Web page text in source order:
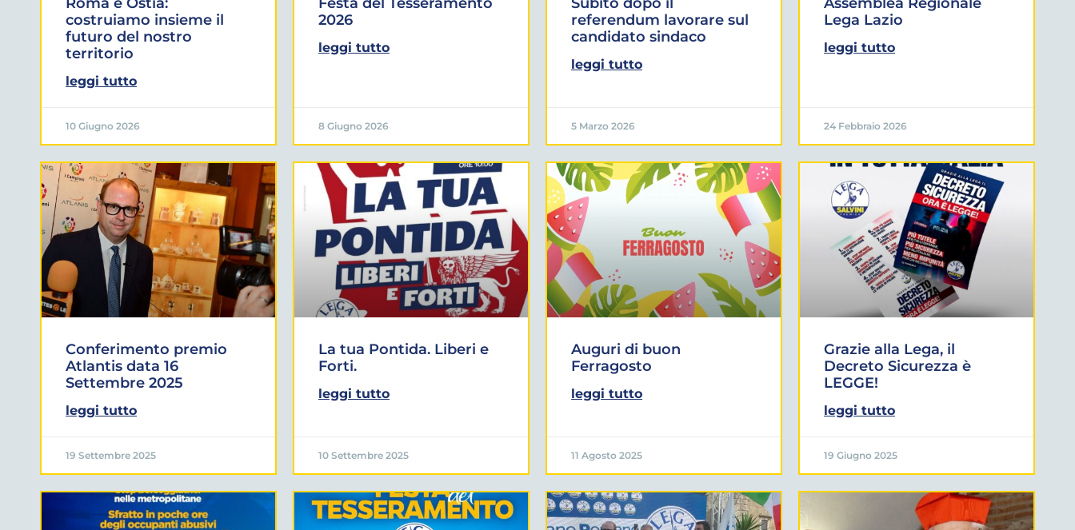
costruiamo insieme il
futuro del nostro
territorio
leggi tutto
10 Giugno 2026
2026
leggi tutto
8 Giugno 2026
referendum lavorare sul
candidato sindaco
leggi tutto
5 Marzo 2026
Lega Lazio
leggi tutto
24 Febbraio 2026
Conferimento premio
Atlantis data 16
Settembre 2025
leggi tutto
19 Settembre 2025
La tua Pontida. Liberi e
Forti.
leggi tutto
10 Settembre 2025
Auguri di buon
Ferragosto
leggi tutto
11 Agosto 2025
Grazie alla Lega, il
Decreto Sicurezza è
LEGGE!
leggi tutto
19 Giugno 2025